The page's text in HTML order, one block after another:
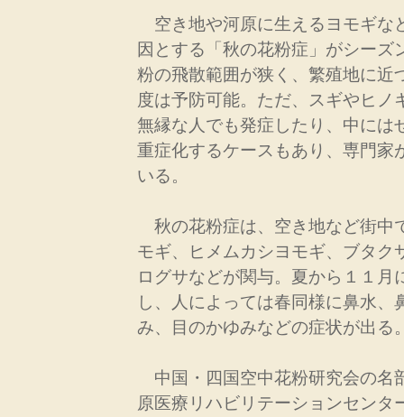
空き地や河原に生えるヨモギな
因とする「秋の花粉症」がシーズ
粉の飛散範囲が狭く、繁殖地に近
度は予防可能。ただ、スギやヒノ
無縁な人でも発症したり、中には
重症化するケースもあり、専門家
いる。
秋の花粉症は、空き地など街中
モギ、ヒメムカシヨモギ、ブタク
ログサなどが関与。夏から１１月
し、人によっては春同様に鼻水、
み、目のかゆみなどの症状が出る
中国・四国空中花粉研究会の名
原医療リハビリテーションセンタ